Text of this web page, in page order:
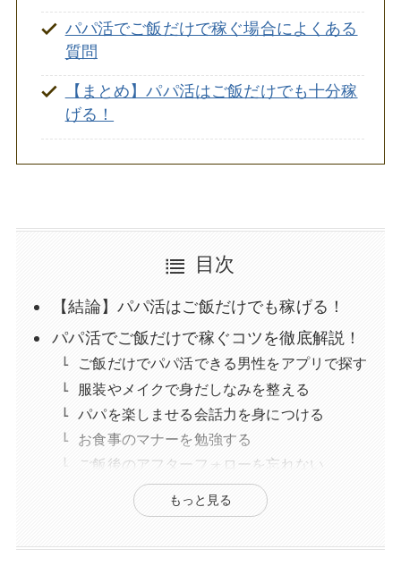
パパ活でご飯だけで稼ぐ場合によくある
質問
【まとめ】パパ活はご飯だけでも十分稼
げる！
目次
【結論】パパ活はご飯だけでも稼げる！
パパ活でご飯だけで稼ぐコツを徹底解説！
ご飯だけでパパ活できる男性をアプリで探す
服装やメイクで身だしなみを整える
パパを楽しませる会話力を身につける
お食事のマナーを勉強する
ご飯後のアフターフォローを忘れない
ご飯だけのパパ活で稼げる相場・所要時間
はどのくらい？
食事のみのデートで稼げるお手当相場
もっと見る